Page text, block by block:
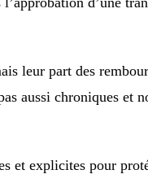
leur part des
aussi chroniques et
et explicites pour